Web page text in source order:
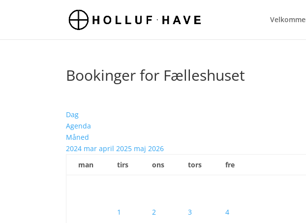
Bookinger for Fælleshuset
Dag
Agenda
Måned
2024 marapril 2025 maj2026
man
tirs ons tors fre
1 2 3 4